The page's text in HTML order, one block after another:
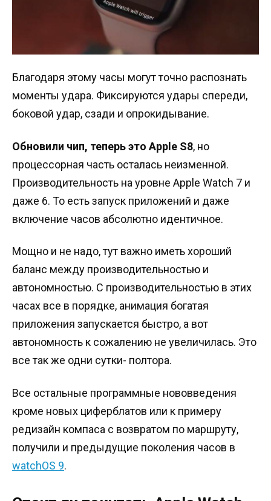
Благодаря этому часы могут точно распознать
моменты удара. Фиксируются удары спереди,
боковой удар, сзади и опрокидывание.
Обновили чип, теперь это Apple S8, но
процессорная часть осталась неизменной.
Производительность на уровне Apple Watch 7 и
даже 6. То есть запуск приложений и даже
включение часов абсолютно идентичное.
Мощно и не надо, тут важно иметь хороший
баланс между производительностью и
автономностью. С производительностью в этих
часах все в порядке, анимация богатая
приложения запускается быстро, а вот
автономность к сожалению не увеличилась. Это
все так же одни сутки- полтора.
Все остальные программные нововведения
кроме новых циферблатов или к примеру
редизайн компаса с возвратом по маршруту,
получили и предыдущие поколения часов в
watchOS 9.